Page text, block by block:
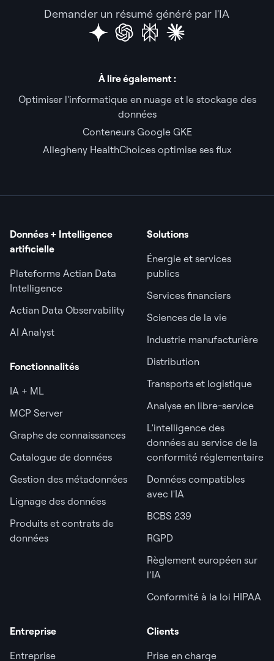
Demander un résumé généré par l'IA
À lire également :
Optimiser l'informatique en nuage et le stockage des
données
Conteneurs Google GKE
Allegheny HealthChoices optimise ses flux
Données + Intelligence
artificielle
Plateforme Actian Data
Intelligence
Actian Data Observability
AI Analyst
Fonctionnalités
IA + ML
MCP Server
Graphe de connaissances
Catalogue de données
Gestion des métadonnées
Lignage des données
Produits et contrats de
données
Solutions
Énergie et services
publics
Services financiers
Sciences de la vie
Industrie manufacturière
Distribution
Transports et logistique
Analyse en libre-service
L'intelligence des
données au service de la
conformité réglementaire
Données compatibles
avec l'IA
BCBS 239
RGPD
Règlement européen sur
l’IA
Conformité à la loi HIPAA
Entreprise
Entreprise
Clients
Prise en charge